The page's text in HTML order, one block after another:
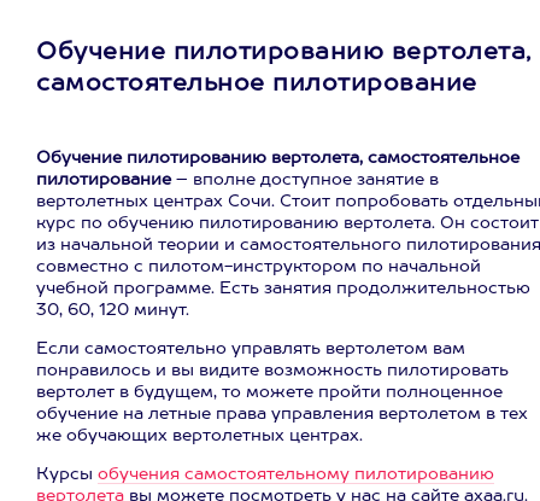
Обучение пилотированию вертолета,
самостоятельное пилотирование
Обучение пилотированию вертолета, самостоятельное
пилотирование– вполне доступное занятие в
вертолетных центрах Сочи. Стоит попробовать
курс по обучению пилотированию вертолета. Он состоит
из начальной теории и самостоятельного пилотирования
совместно с пилотом-инструктором по начальной
учебной программе. Есть занятия продолжительностью
30, 60, 120 минут.
Если самостоятельно управлять вертолетом вам
понравилось и вы видите возможность пилотировать
вертолет в будущем, то можете пройти полноценное
обучение на летные права управления вертолетом в тех
же обучающих вертолетных центрах.
Курсы обучения самостоятельному пилотированию
вертолета вы можете посмотреть у нас на сайте axaa.ru.